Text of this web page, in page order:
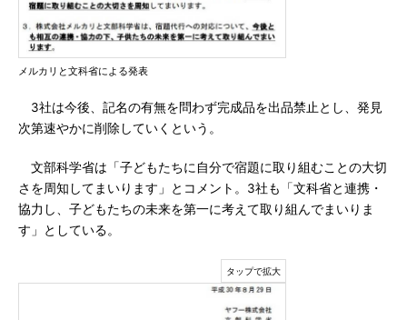
メルカリと文科省による発表
3社は今後、記名の有無を問わず完成品を出品禁止とし、発見
次第速やかに削除していくという。
文部科学省は「子どもたちに自分で宿題に取り組むことの大切
さを周知してまいります」とコメント。3社も「文科省と連携・
協力し、子どもたちの未来を第一に考えて取り組んでまいりま
す」としている。